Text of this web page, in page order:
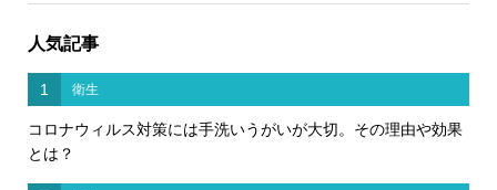
人気記事
1 衛生
コロナウィルス対策には手洗いうがいが大切。その理由や効果
とは？